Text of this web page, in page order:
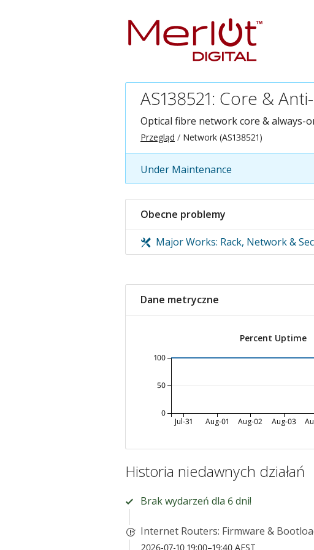
AS138521: Core &
Optical fibre network core & always-
Przegląd Network (AS138521)
Under Maintenance
Obecne problemy
Major Works: Rack, Network &
Dane metryczne
Percent Uptime
Jul-31 Aug-01 Aug-02 Aug-03
0
50
100
Historia niedawnych działań
Brak wydarzeń dla 6 dni!
Internet Routers: Firmware &
2026-07-10 19:00–19:40 AEST